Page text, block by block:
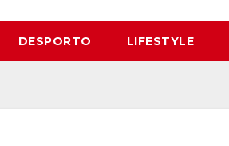
DESPORTO LIFESTYLE